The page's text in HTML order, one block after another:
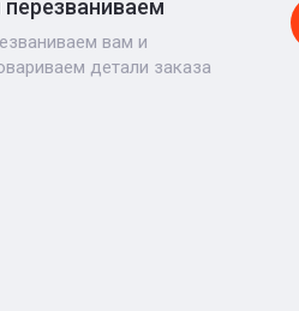
вам и
детали заказа